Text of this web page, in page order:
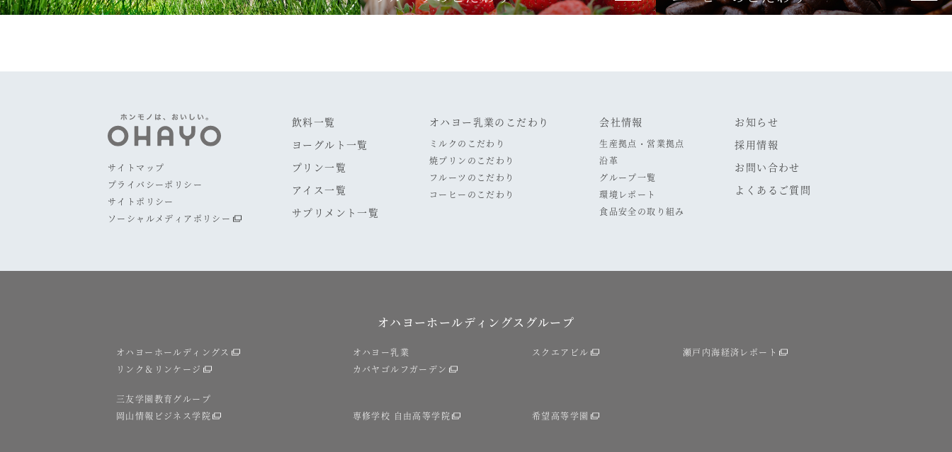
サイトマップ
プライバシーポリシー
サイトポリシー
ソーシャルメディアポリシー
飲料一覧
ヨーグルト一覧
プリン一覧
アイス一覧
サプリメント一覧
オハヨー乳業のこだわり
ミルクのこだわり
焼プリンのこだわり
フルーツのこだわり
コーヒーのこだわり
会社情報
生産拠点・営業拠点
沿革
グループ一覧
環境レポート
食品安全の取り組み
お知らせ
採用情報
お問い合わせ
よくあるご質問
オハヨーホールディングスグループ
オハヨーホールディングス
リンク＆リンケージ
オハヨー乳業
カバヤゴルフガーデン
スクエアビル 瀬戸内海経済レポート
三友学園教育グループ
岡山情報ビジネス学院
専修学校 自由高等学院 希望高等学園